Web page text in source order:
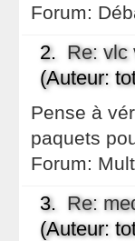
Forum:
2. Re: vlc
(Auteur:
Pense à
paquets
Forum:
3. Re:
(Auteur: